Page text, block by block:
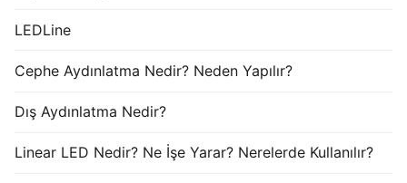
LEDLine
Cephe Aydınlatma Nedir? Neden Yapılır?
Dış Aydınlatma Nedir?
Linear LED Nedir? Ne İşe Yarar? Nerelerde Kullanılır?